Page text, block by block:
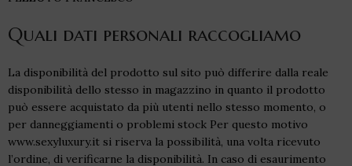
Quali dati personali raccogliamo
La disponibilità del prodotto sul sito può differire dalla reale
disponibilità dello stesso in magazzino in quanto il prodotto
può essere acquistato da più utenti nello stesso momento, o
per danneggiamenti o problemi stock Per questo motivo
www.sexyluxury.it si riserva la possibilità, una volta ricevuto
l’ordine, di verificarne la disponibilità. In caso di esaurimento